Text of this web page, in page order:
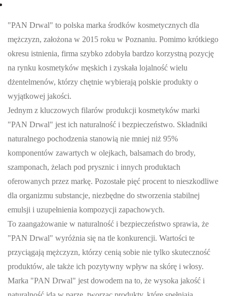
"PAN Drwal" to polska marka środków kosmetycznych dla
mężczyzn, założona w 2015 roku w Poznaniu. Pomimo krótkiego
okresu istnienia, firma szybko zdobyła bardzo korzystną pozycję
na rynku kosmetyków męskich i zyskała lojalność wielu
dżentelmenów, którzy chętnie wybierają polskie produkty o
wyjątkowej jakości.
Jednym z kluczowych filarów produkcji kosmetyków marki
"PAN Drwal" jest ich naturalność i bezpieczeństwo. Składniki
naturalnego pochodzenia stanowią nie mniej niż 95%
komponentów zawartych w olejkach, balsamach do brody,
szamponach, żelach pod prysznic i innych produktach
oferowanych przez markę. Pozostałe pięć procent to nieszkodliwe
dla organizmu substancje, niezbędne do stworzenia stabilnej
emulsji i uzupełnienia kompozycji zapachowych.
To zaangażowanie w naturalność i bezpieczeństwo sprawia, że
"PAN Drwal" wyróżnia się na tle konkurencji. Wartości te
przyciągają mężczyzn, którzy cenią sobie nie tylko skuteczność
produktów, ale także ich pozytywny wpływ na skórę i włosy.
Marka "PAN Drwal" jest dowodem na to, że wysoka jakość i